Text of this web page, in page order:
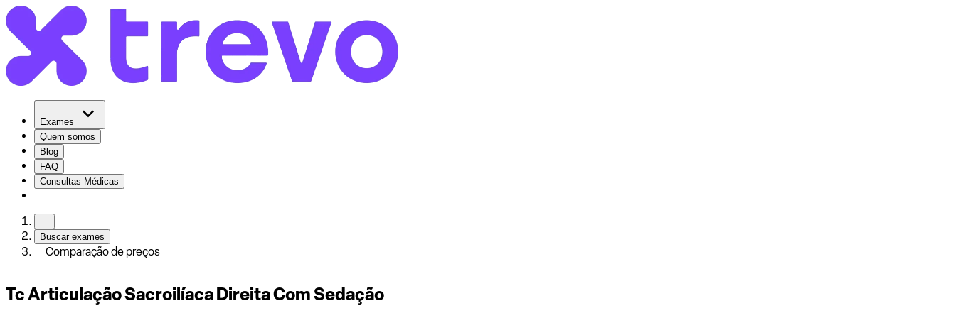
Exames
Quem somos
Blog
FAQ
Consultas Médicas
Buscar exames
Comparação de preços
Tc Articulação Sacroilíaca Direita Com Sedação